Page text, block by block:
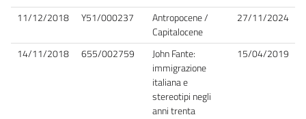
11/12/2018
Y51/000237
Antropocene /
Capitalocene
27/11/2024
14/11/2018 655/002759
John Fante:
immigrazione
italiana e
stereotipi negli
anni trenta
15/04/2019